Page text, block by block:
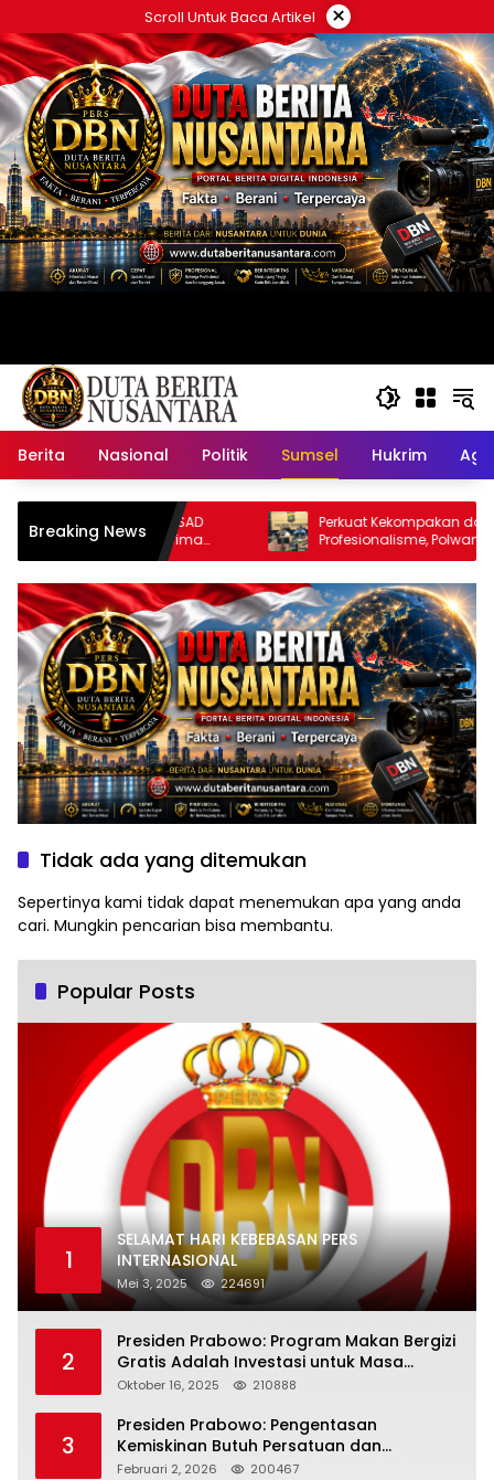
ke
konten
Scroll Untuk Baca Artikel ×
Berita Nasional Politik Sumsel Hukrim
Breaking News
Peraih Jurnalis KASAD
Puluhan Kali Menerima
Ajak Awak Media Aktif
Perkuat Kekompakan dan
Profesionalisme, Polwan Polres
Gelar Pertemuan Rutin
Tidak ada yang ditemukan
Sepertinya kami tidak dapat menemukan apa yang anda
cari. Mungkin pencarian bisa membantu.
Popular Posts
1
SELAMAT HARI KEBEBASAN PERS
INTERNASIONAL
Mei 3, 2025 224691
2
Presiden Prabowo: Program Makan Bergizi
Gratis Adalah Investasi untuk Masa
Depan Bangsa
Oktober 16, 2025 210888
3
Presiden Prabowo: Pengentasan
Kemiskinan Butuh Persatuan dan
Kepemimpinan yang Bertanggung Jawab
Februari 2, 2026 200467